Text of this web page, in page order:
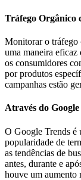
Tráfego Orgânico
Monitorar o tráfego
uma maneira eficaz
os consumidores
por produtos
campanhas estão
Através do
O Google Trends é
popularidade de
as tendências de
antes, durante e
houve um aumento